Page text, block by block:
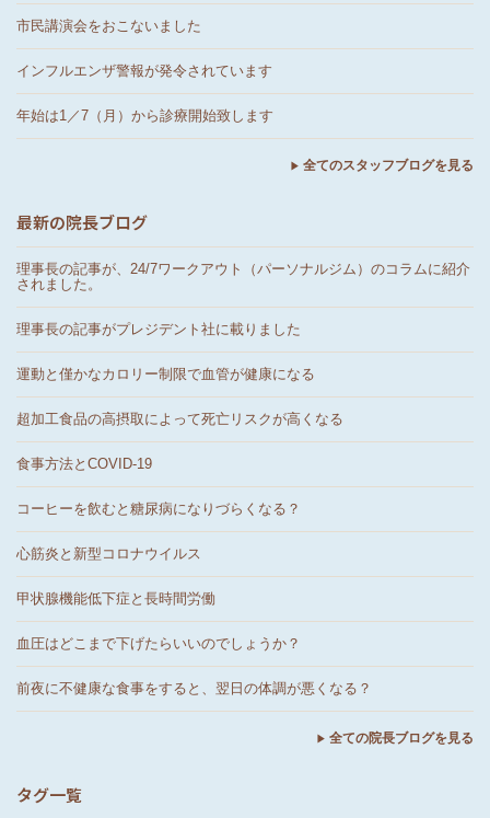
市民講演会をおこないました
インフルエンザ警報が発令されています
年始は1／7（月）から診療開始致します
全てのスタッフブログを見る
最新の院長ブログ
理事長の記事が、24/7ワークアウト（パーソナルジム）のコラムに紹介
されました。
理事長の記事がプレジデント社に載りました
運動と僅かなカロリー制限で血管が健康になる
超加工食品の高摂取によって死亡リスクが高くなる
食事方法とCOVID-19
コーヒーを飲むと糖尿病になりづらくなる？
心筋炎と新型コロナウイルス
甲状腺機能低下症と長時間労働
血圧はどこまで下げたらいいのでしょうか？
前夜に不健康な食事をすると、翌日の体調が悪くなる？
全ての院長ブログを見る
タグ一覧